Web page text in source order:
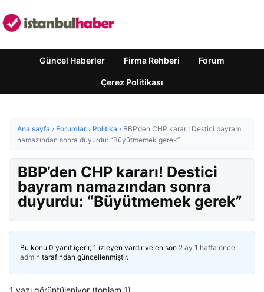
Güncel Haberler Firma Rehberi Forum
Çerez Politikası
Ana sayfa › Forumlar › Politika › BBP’den CHP kararı! Destici bayram
namazından sonra duyurdu: “Büyütmemek gerek”
BBP’den CHP kararı! Destici
bayram namazından sonra
duyurdu: “Büyütmemek gerek”
Bu konu 0 yanıt içerir, 1 izleyen vardır ve en son 2 ay 1 hafta önce
admin tarafından güncellenmiştir.
1 yazı görüntüleniyor (toplam 1)